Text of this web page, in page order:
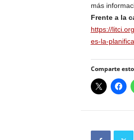
más
Frente a la
https://
es-la-
Comparte